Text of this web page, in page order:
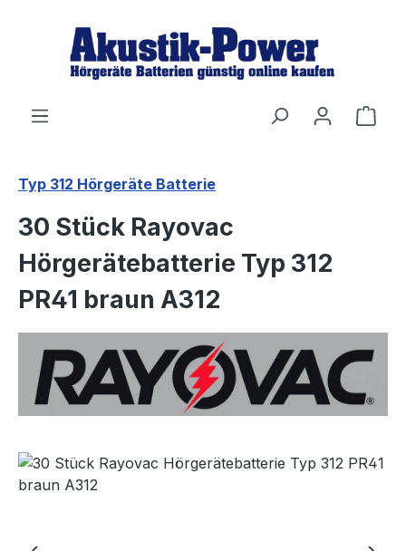
Typ 312 Hörgeräte Batterie
30 Stück Rayovac
Hörgerätebatterie Typ 312
PR41 braun A312
Bildergalerie überspringen